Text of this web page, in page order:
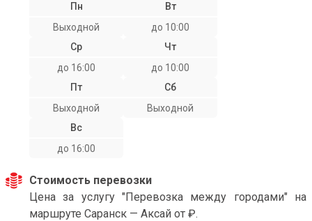
Пн
Выходной
Вт
до 10:00
Ср
до 16:00
Чт
до 10:00
Пт
Выходной
Сб
Выходной
Вс
до 16:00
Стоимость перевозки
Цена за услугу "Перевозка между городами" на
маршруте Саранск — Аксай от ₽.